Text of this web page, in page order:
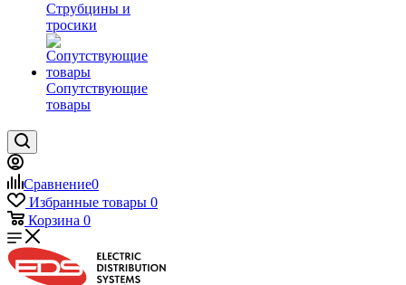
Струбцины и
тросики
Сопутствующие
товары
Сравнение0
Избранные товары 0
Корзина 0